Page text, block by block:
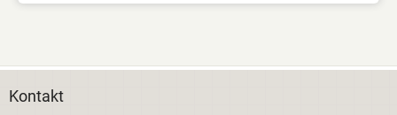
Kontakt